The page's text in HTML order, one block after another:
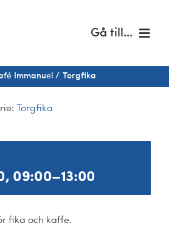
Gå till...
Hem
Om oss
Musik & kultur
Barn & unga
Immanuel Torgfika
Torgfika
09:00–13:00
fika och kaffe.